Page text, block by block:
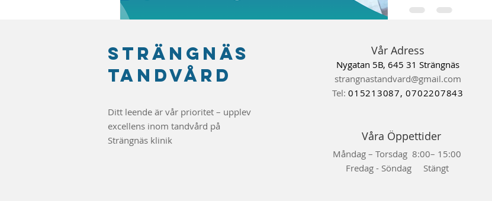
Strängnäs
tandvård
Ditt leende är vår prioritet – upplev
excellens inom tandvård på
Strängnäs klinik
Vår Adress
Nygatan 5B, 645 31 Strängnäs
strangnastandvard@gmail.com
Tel:015213087, 0702207843
Våra Öppettider
Måndag – Torsdag 8:00– 15:00
Fredag - Söndag Stängt